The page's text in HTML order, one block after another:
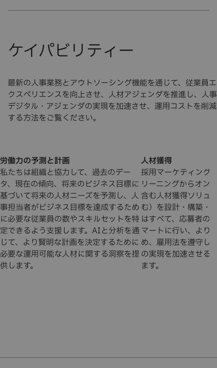
最新の人事業務とアウトソーシング機能を通じて、従業員エ
クスペリエンスを向上させ、人材アジェンダを推進し、人事
デジタル・アジェンダの実現を加速させ、運用コストを削減
する方法をご覧ください。
労働力の予測と計画
私たちは組織と協力して、過去のデー
タ、現在の傾向、将来のビジネス目標に
基づいて将来の人材ニーズを予測し、人
事担当者がビジネス目標を達成するため
に必要な従業員の数やスキルセットを特
定できるよう支援します。AIと分析を通
じて、より賢明な計画を決定するために
必要な運用可能な人材に関する洞察を提
供します。
人材獲得
採用マーケティング
リーニングからオン
含む人材獲得ソリュ
む）を設計・構築・
はすべて、応募者の
マートに行い、より
め、雇用法を遵守し
の実現を加速させる
ます。